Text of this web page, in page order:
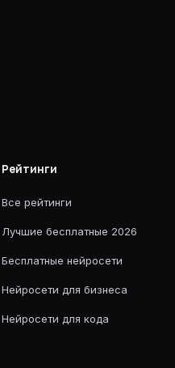
Рейтинги
Все рейтинги
Лучшие бесплатные 2026
Бесплатные нейросети
Нейросети для бизнеса
Нейросети для кода